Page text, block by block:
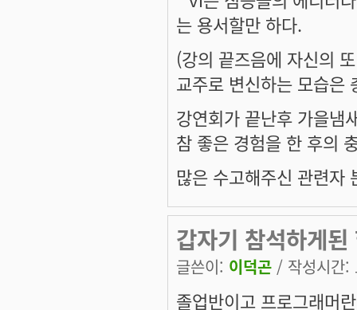
는 용서할만 하다.
(강의 끝즈음에 자신의
교주로 변신하는 모습은
강연회가 끝난후 가을냄
참 좋은 경험을 한 후의
많은 수고해주신 관련자
갑자기 참석하게
글쓴이: 이덕곤 / 작성시간
졸업반이고 프로그래머